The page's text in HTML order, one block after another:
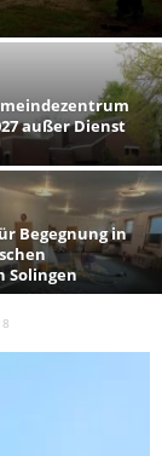
außer Dienst
Begegnung in
Solingen